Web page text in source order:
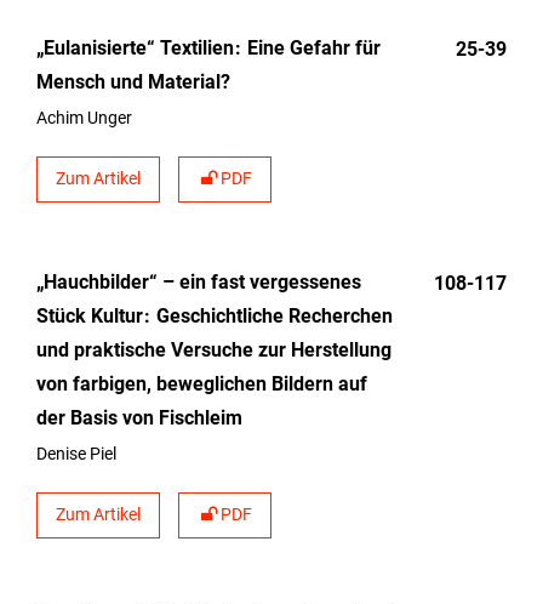
„Eulanisierte“ Textilien Eine Gefahr für
Mensch und Material?
Achim Unger
Zum Artikel PDF
25-39
„Hauchbilder“ – ein fast vergessenes
Stück Kultur Geschichtliche Recherchen
und praktische Versuche zur Herstellung
von farbigen, beweglichen Bildern auf
der Basis von Fischleim
Denise Piel
Zum Artikel PDF
108-117